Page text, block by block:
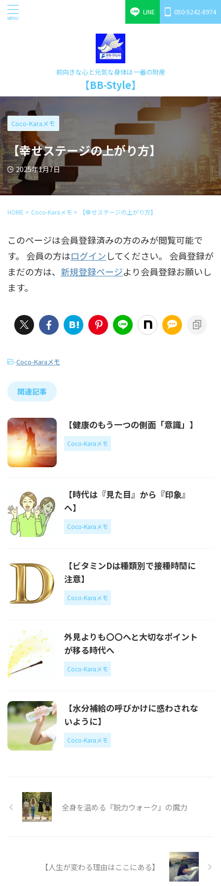
LINE 050-5242-8974
前向きな心と元気な身体は一番の財産
【BB-Style】
Coco-Karaメモ
【幸せステージの上がり方】
2025年1月7日
HOME > Coco-Karaメモ > 【幸せステージの上がり方】
このページは会員登録済みの方のみが閲覧可能で
す。 会員の方はログインしてください。 会員登録が
まだの方は、 新規登録ページより会員登録お願いし
ます。
-Coco-Karaメモ
関連記事
【健康のもう一つの側面「意識」】
Coco-Karaメモ
【時代は『見た目』から『印象』
へ】
Coco-Karaメモ
【ビタミンDは種類別で接種時間に
注意】
Coco-Karaメモ
外見よりも〇〇へと大切なポイント
が移る時代へ
Coco-Karaメモ
【水分補給の呼びかけに惑わされな
いように】
Coco-Karaメモ
全身を温める『脱力ウォーク』の魔力
【人生が変わる理由はここにある】